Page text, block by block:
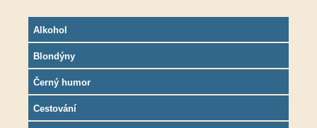
Alkohol
Blondýny
Černý humor
Cestování